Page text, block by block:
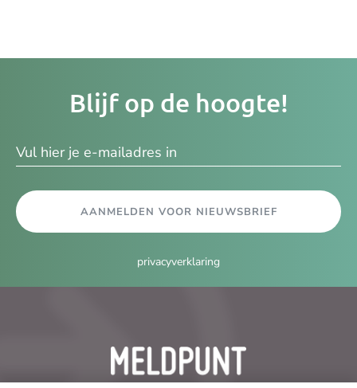
Blijf op de hoogte!
AANMELDEN VOOR NIEUWSBRIEF
privacyverklaring